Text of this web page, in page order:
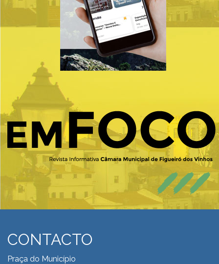
CONTACTO
Praça do Município